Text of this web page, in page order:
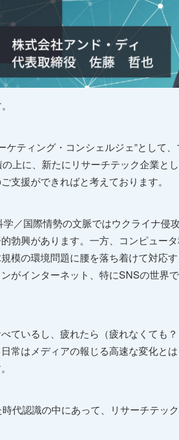
ティング・コンシェルジェ”として
上に、新たにリサーチテック企業と
支援ができればと考えております。
／国際情勢の文脈ではウクライナ侵
勃興があります。一方、コンピュー
模の環境問題に腰を落ち着けて対応
がインターネット、特にSNSの世界
ているし、疲れたら（疲れなくても
常はメディアの報じる高速な変化と
代認識の中にあって、リサーチテッ